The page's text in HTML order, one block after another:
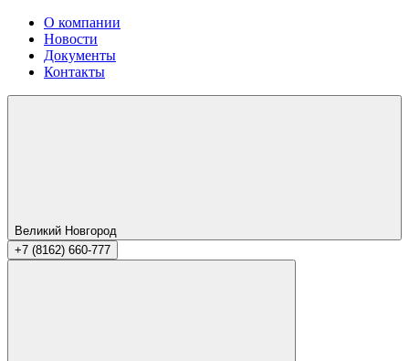
О компании
Новости
Документы
Контакты
Великий Новгород
+7 (8162) 660-777